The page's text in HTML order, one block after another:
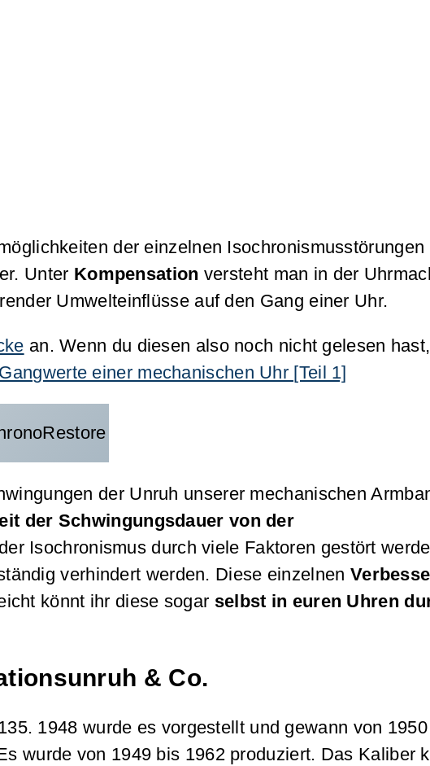
der einzelnen Isochronismusstörungen
Unter Kompensation versteht man in der
Umwelteinflüsse auf den Gang einer Uhr.
an. Wenn du diesen also noch nicht gelesen
einer mechanischen Uhr [Teil 1]
der Unruh unserer mechanischen
der Schwingungsdauer von der
Isochronismus durch viele Faktoren gestört
verhindert werden. Diese einzelnen
könnt ihr diese sogar selbst in euren Uhren
& Co.
1948 wurde es vorgestellt und gewann von
wurde von 1949 bis 1962 produziert. Das Kaliber